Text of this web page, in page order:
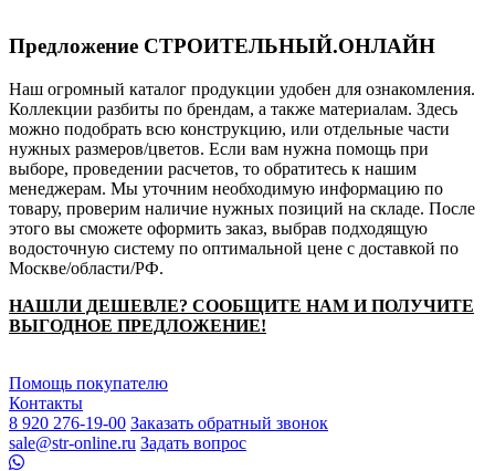
Предложение СТРОИТЕЛЬНЫЙ.ОНЛАЙН
Наш огромный каталог продукции удобен для ознакомления.
Коллекции разбиты по брендам, а также материалам. Здесь
можно подобрать всю конструкцию, или отдельные части
нужных размеров/цветов. Если вам нужна помощь при
выборе, проведении расчетов, то обратитесь к нашим
менеджерам. Мы уточним необходимую информацию по
товару, проверим наличие нужных позиций на складе. После
этого вы сможете оформить заказ, выбрав подходящую
водосточную систему по оптимальной цене с доставкой по
Москве/области/РФ.
НАШЛИ ДЕШЕВЛЕ? СООБЩИТЕ НАМ И ПОЛУЧИТЕ
ВЫГОДНОЕ ПРЕДЛОЖЕНИЕ!
Помощь покупателю
Контакты
8 920 276-19-00 Заказать обратный звонок
sale@str-online.ru Задать вопрос